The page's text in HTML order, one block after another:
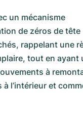
un mécanisme
de zéros de tête
rappelant une
tout en ayant
à
l’intérieur et